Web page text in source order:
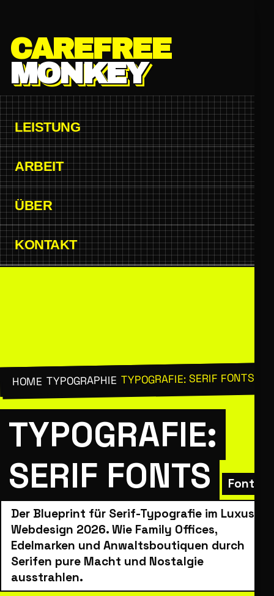
CAREFREE
MONKEY
LEISTUNG
ARBEIT
ÜBER
KONTAKT
HOME /TYPOGRAPHIE /TYPOGRAFIE: SERIF FONTS
TYPOGRAFIE:
SERIF FONTS
Fonts:
Der Blueprint für Serif-Typografie im Luxus
Webdesign 2026. Wie Family Offices,
Edelmarken und Anwaltsboutiquen durch
Serifen pure Macht und Nostalgie
ausstrahlen.